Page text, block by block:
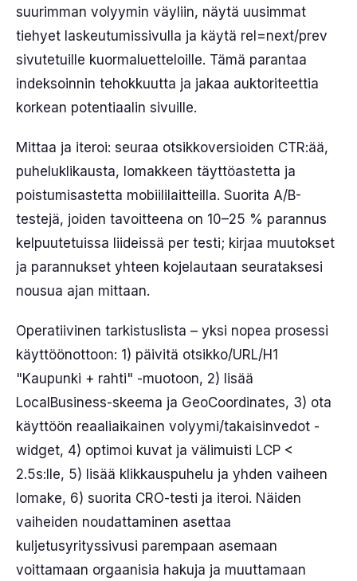
suurimman volyymin väyliin, näytä uusimmat
tiehyet laskeutumissivulla ja käytä rel=next/prev
sivutetuille kuormaluetteloille. Tämä parantaa
indeksoinnin tehokkuutta ja jakaa auktoriteettia
korkean potentiaalin sivuille.
Mittaa ja iteroi: seuraa otsikkoversioiden CTR:ää,
puheluklikausta, lomakkeen täyttöastetta ja
poistumisastetta mobiililaitteilla. Suorita A/B-
testejä, joiden tavoitteena on 10–25 % parannus
kelpuutetuissa liideissä per testi; kirjaa muutokset
ja parannukset yhteen kojelautaan seurataksesi
nousua ajan mittaan.
Operatiivinen tarkistuslista – yksi nopea prosessi
käyttöönottoon: 1) päivitä otsikko/URL/H1
"Kaupunki + rahti" -muotoon, 2) lisää
LocalBusiness-skeema ja GeoCoordinates, 3) ota
käyttöön reaaliaikainen volyymi/takaisinvedot -
widget, 4) optimoi kuvat ja välimuisti LCP <
2.5s:lle, 5) lisää klikkauspuhelu ja yhden vaiheen
lomake, 6) suorita CRO-testi ja iteroi. Näiden
vaiheiden noudattaminen asettaa
kuljetusyrityssivusi parempaan asemaan
voittamaan orgaanisia hakuja ja muuttamaan